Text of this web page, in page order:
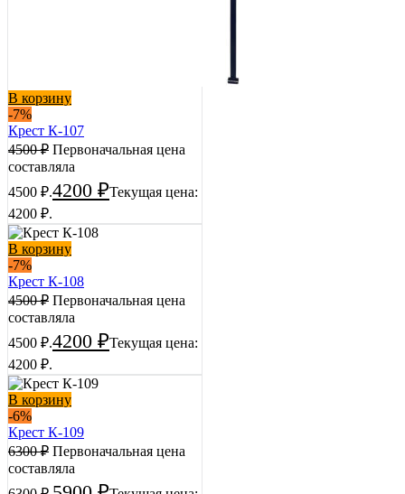
В корзину
-7%
Крест К-107
4500₽ Первоначальная цена
составляла
4500 ₽.4200 ₽Текущая цена:
4200 ₽.
В корзину
-7%
Крест К-108
4500₽ Первоначальная цена
составляла
4500 ₽.4200 ₽Текущая цена:
4200 ₽.
В корзину
-6%
Крест К-109
6300₽ Первоначальная цена
составляла